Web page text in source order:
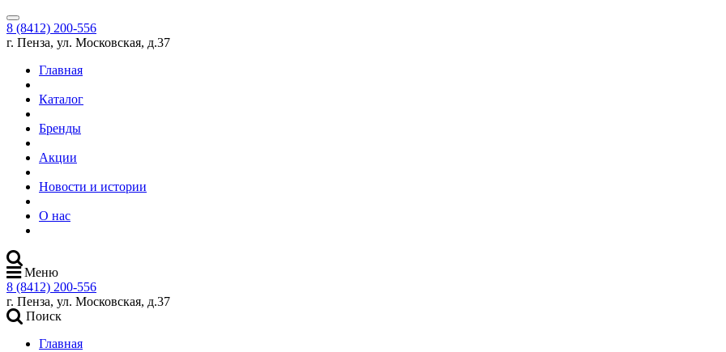
8 (8412) 200-556
г. Пенза, ул. Московская, д.37
Главная
Каталог
Бренды
Акции
Новости и истории
О нас
Меню
8 (8412) 200-556
г. Пенза, ул. Московская, д.37
Поиск
Главная